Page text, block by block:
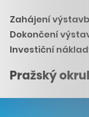
Zahájení
Dokončení
Investiční
Pražský